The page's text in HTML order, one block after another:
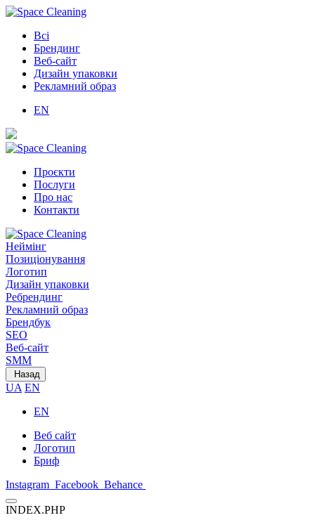
Всі
Брендинг
Веб-сайт
Дизайн упаковки
Рекламний образ
EN
Проєкти
Послуги
Про нас
Контакти
Неймінг
Позиціонування
Логотип
Дизайн упаковки
Ребрендинг
Рекламний образ
Брендбук
SEO
Веб-сайт
SMM
Назад
UA EN
EN
Веб сайт
Логотип
Бриф
Instagram Facebook Behance
INDEX.PHP